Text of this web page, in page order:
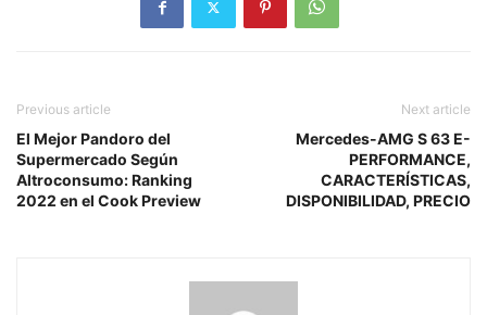
Previous article
El Mejor Pandoro del
Supermercado Según
Altroconsumo: Ranking
2022 en el Cook Preview
Next article
Mercedes-AMG S 63 E-
PERFORMANCE,
CARACTERÍSTICAS,
DISPONIBILIDAD, PRECIO